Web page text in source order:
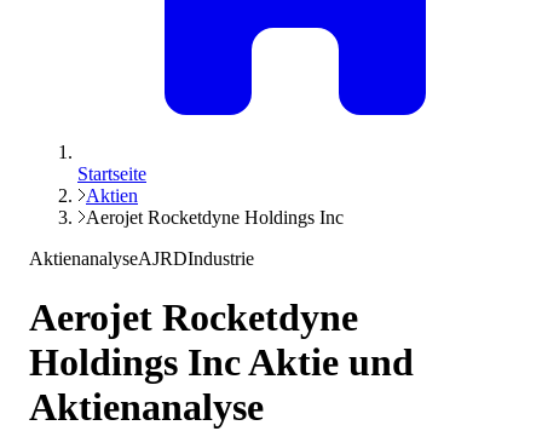
Startseite
Aktien
Aerojet Rocketdyne Holdings Inc
AktienanalyseAJRDIndustrie
Aerojet Rocketdyne
Holdings IncAktie und
Aktienanalyse